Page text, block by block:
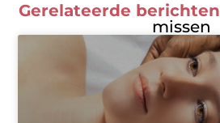
Gerelateerde berichten
missen